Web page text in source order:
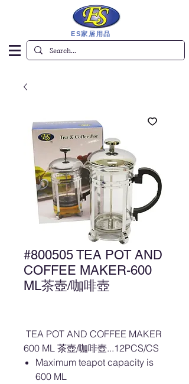
ES家居用品
#800505 TEA POT AND
COFFEE MAKER-600
ML茶壺/咖啡壺
TEA POT AND COFFEE MAKER
600 ML 茶壺/咖啡壺...12PCS/CS
Maximum teapot capacity is
600 ML